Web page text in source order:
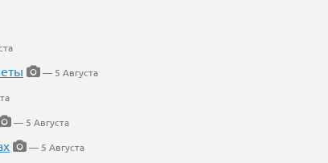
— 5 Августа
— 5 Августа
— 5 Августа